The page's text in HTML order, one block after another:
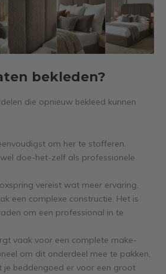
bekleden?
die opnieuw bekleed kunnen
om her te stofferen.
doe-het-zelf als professionele
vereist wat meer ervaring.
een complexe constructie. Het is
om een professional in te
vaak voor een complete make-
om dit onderdeel mee te pakken,
je beddengoed er voor een groot